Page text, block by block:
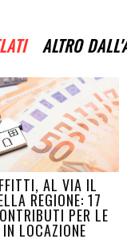
ALTRO
AL VIA IL
REGIONE: 17
PER LE
LOCAZIONE